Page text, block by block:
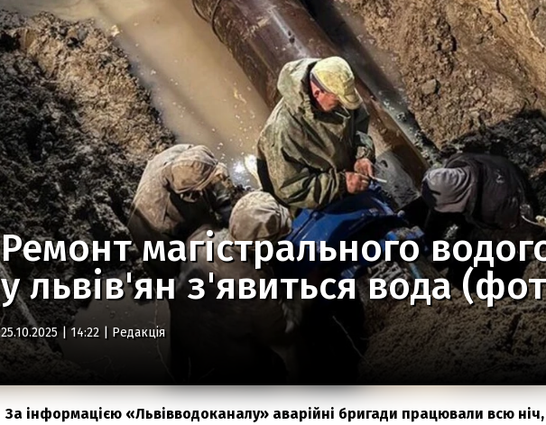
Ремонт магістрального
у львів'ян з'явиться вода
25.10.2025 | 14:22 | Редакція
За інформацією «Львівводоканалу» аварійні бригади працювали всю ніч,